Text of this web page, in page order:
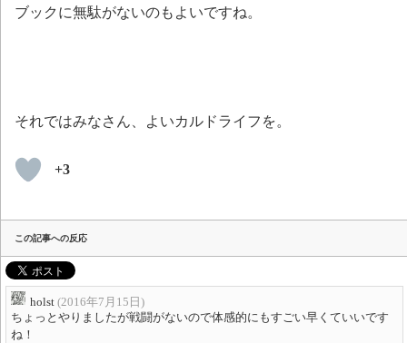
ブックに無駄がないのもよいですね。
それではみなさん、よいカルドライフを。
+3
この記事への反応
holst (2016年7月15日)
ちょっとやりましたが戦闘がないので体感的にもすごい早くていいです
ね！